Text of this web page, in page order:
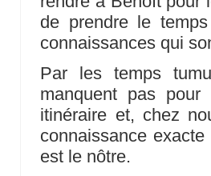
de prendre le
connaissances qui
Par les temps
manquent pas pour
itinéraire et, chez
connaissance
est le nôtre.